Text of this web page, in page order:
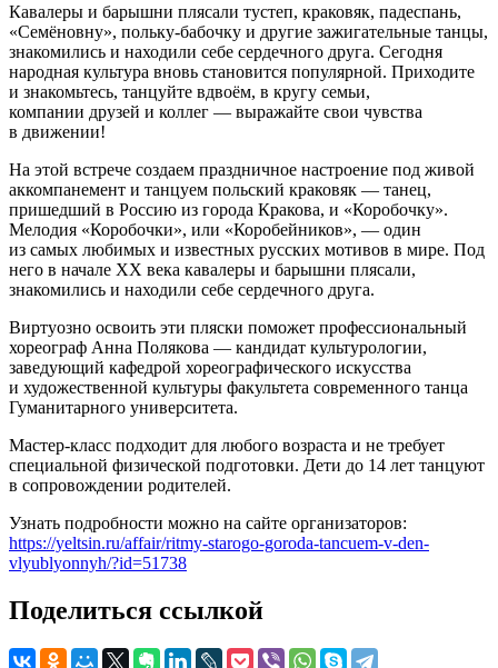
Кавалеры и барышни плясали тустеп, краковяк, падеспань,
«Семёновну», польку-бабочку и другие зажигательные танцы,
знакомились и находили себе сердечного друга. Сегодня
народная культура вновь становится популярной. Приходите
и знакомьтесь, танцуйте вдвоём, в кругу семьи,
компании друзей и коллег — выражайте свои чувства
в движении!
На этой встрече создаем праздничное настроение под живой
аккомпанемент и танцуем польский краковяк — танец,
пришедший в Россию из города Кракова, и «Коробочку».
Мелодия «Коробочки», или «Коробейников», — один
из самых любимых и известных русских мотивов в мире. Под
него в начале XX века кавалеры и барышни плясали,
знакомились и находили себе сердечного друга.
Виртуозно освоить эти пляски поможет профессиональный
хореограф Анна Полякова — кандидат культурологии,
заведующий кафедрой хореографического искусства
и художественной культуры факультета современного танца
Гуманитарного университета.
Мастер-класс подходит для любого возраста и не требует
специальной физической подготовки. Дети до 14 лет танцуют
в сопровождении родителей.
Узнать подробности можно на сайте организаторов:
https://yeltsin.ru/affair/ritmy-starogo-goroda-tancuem-v-den-
vlyublyonnyh/?id=51738
Поделиться ссылкой